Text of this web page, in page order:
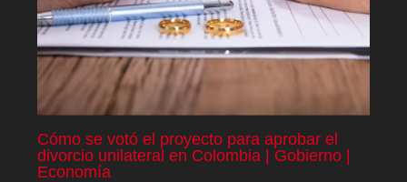
Cómo se votó el proyecto para aprobar el
divorcio unilateral en Colombia | Gobierno |
Economía